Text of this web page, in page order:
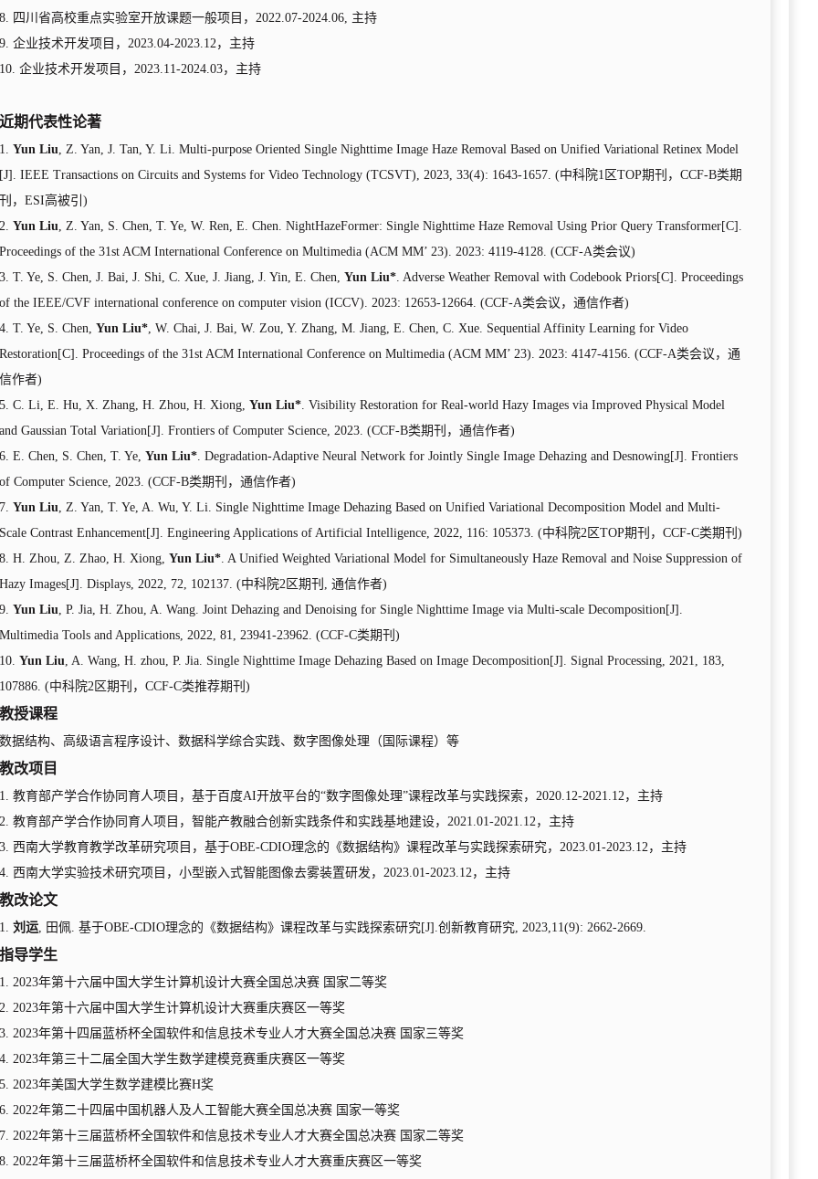
8. 四川省高校重点实验室开放课题一般项目， 2022.07-2024.06, 主持
9. 企业技术开发项目， 2023.04-2023.12，主持
10. 企业技术开发项目， 2023.11-2024.03，主持
近期代表性论著
1. Yun Liu, Z. Yan, J. Tan, Y. Li. Multi-purpose Oriented Single Nighttime Image Haze Removal Based on Unified Variational Retinex Model
[J]. IEEE Transactions on Circuits and Systems for Video Technology (TCSVT), 2023, 33(4): 1643-1657. (中科院1 区TOP期刊， CCF-B类期
刊， ESI高被引 )
2. Yun Liu, Z. Yan, S. Chen, T. Ye, W. Ren, E. Chen. NightHazeFormer: Single Nighttime Haze Removal Using Prior Query Transformer[C].
Proceedings of the 31st ACM International Conference on Multimedia (ACM MM’ 23). 2023: 4119-4128. (CCF-A类会议)
3. T. Ye, S. Chen, J. Bai, J. Shi, C. Xue, J. Jiang, J. Yin, E. Chen, Yun Liu*. Adverse Weather Removal with Codebook Priors[C]. Proceedings
of the IEEE/CVF international conference on computer vision (ICCV). 2023: 12653-12664. (CCF-A类会议，通信作者)
4. T. Ye, S. Chen, Yun Liu*, W. Chai, J. Bai, W. Zou, Y. Zhang, M. Jiang, E. Chen, C. Xue. Sequential Affinity Learning for Video
Restoration[C]. Proceedings of the 31st ACM International Conference on Multimedia (ACM MM’ 23). 2023: 4147-4156. (CCF-A类会议，通
信作者)
5. C. Li, E. Hu, X. Zhang, H. Zhou, H. Xiong, Yun Liu*. Visibility Restoration for Real-world Hazy Images via Improved Physical Model
and Gaussian Total Variation[J]. Frontiers of Computer Science, 2023. (CCF-B类期刊，通信作者)
6. E. Chen, S. Chen, T. Ye, Yun Liu*. Degradation-Adaptive Neural Network for Jointly Single Image Dehazing and Desnowing[J]. Frontiers
of Computer Science, 2023. (CCF-B类期刊，通信作者)
7. Yun Liu, Z. Yan, T. Ye, A. Wu, Y. Li. Single Nighttime Image Dehazing Based on Unified Variational Decomposition Model and Multi-
Scale Contrast Enhancement[J]. Engineering Applications of Artificial Intelligence, 2022, 116: 105373. (中科院2 区TOP期刊， CCF-C类期刊 )
8. H. Zhou, Z. Zhao, H. Xiong, Yun Liu*. A Unified Weighted Variational Model for Simultaneously Haze Removal and Noise Suppression of
Hazy Images[J]. Displays, 2022, 72, 102137. (中科院2 区期刊 , 通信作者)
9. Yun Liu, P. Jia, H. Zhou, A. Wang. Joint Dehazing and Denoising for Single Nighttime Image via Multi-scale Decomposition[J].
Multimedia Tools and Applications, 2022, 81, 23941-23962. (CCF-C类期刊 )
10. Yun Liu, A. Wang, H. zhou, P. Jia. Single Nighttime Image Dehazing Based on Image Decomposition[J]. Signal Processing, 2021, 183,
107886. (中科院2 区期刊， CCF-C类推荐期刊 )
教授课程
数据结构、高级语言程序设计、数据科学综合实践、数字图像处理（国际课程）等
教改项目
1. 教育部产学合作协同育人项目，基于百度AI开放平台的“数字图像处理”课程改革与实践探索， 2020.12-2021.12，主持
2. 教育部产学合作协同育人项目，智能产教融合创新实践条件和实践基地建设， 2021.01-2021.12，主持
3. 西南大学教育教学改革研究项目，基于OBE-CDIO理念的《数据结构》课程改革与实践探索研究， 2023.01-2023.12，主持
4. 西南大学实验技术研究项目，小型嵌入式智能图像去雾装置研发， 2023.01-2023.12，主持
教改论文
1. 刘运, 田佩. 基于OBE-CDIO理念的《数据结构》课程改革与实践探索研究[J].创新教育研究, 2023,11(9): 2662-2669.
指导学生
1. 2023年第十六届中国大学生计算机设计大赛全国总决赛 国家二等奖
2. 2023年第十六届中国大学生计算机设计大赛重庆赛区一等奖
3. 2023年第十四 届蓝桥杯全国软件和信息技术专业人才大赛全国总决赛 国家三等奖
4. 2023年第三十二届全国大学生数学建模竞赛重庆赛区一等奖
5. 2023年美国大学生数学建模比赛H奖
6. 2022年第二十四届中国机器人及人工智能大赛全国总决赛 国家一等奖
7. 2022年第十三届蓝桥杯全国软件和信息技术专业人才大赛全国总决赛 国家二等奖
8. 2022年第十三届蓝桥杯全国软件和信息技术专业人才大赛重庆赛区一等奖